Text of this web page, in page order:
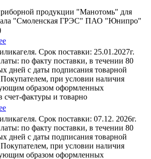
продукции "Манотомь" для
"Смоленская ГРЭС" ПАО "Юнипро"
Срок поставки: 25.01.2027г.
по факту поставки, в течении 80
дней с даты подписания товарной
при условии наличия
образом оформленных
счет-фактуры и товарно
Срок поставки: 07.12. 2026г.
по факту поставки, в течении 80
дней с даты подписания товарной
при условии наличия
образом оформленных